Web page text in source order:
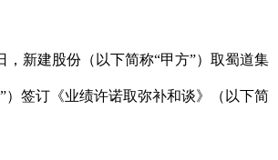
新建股份（以下简称“甲方”）取蜀道集
）签订《业绩许诺取弥补和谈》（以下简